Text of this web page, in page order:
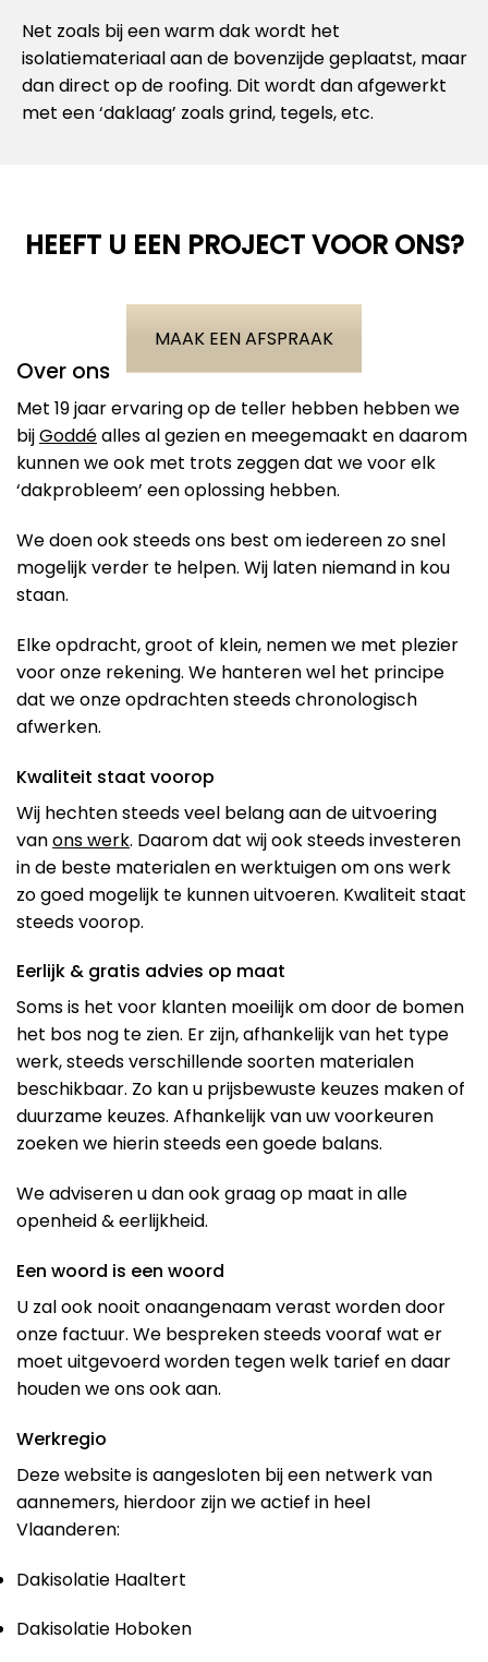
Net zoals bij een warm dak wordt het
isolatiemateriaal aan de bovenzijde geplaatst, maar
dan direct op de roofing. Dit wordt dan afgewerkt
met een ‘daklaag’ zoals grind, tegels, etc.
HEEFT U EEN PROJECT VOOR ONS?
MAAK EEN AFSPRAAK
Over ons
Met 19 jaar ervaring op de teller hebben hebben we
bijGoddéalles al gezien en meegemaakt en daarom
kunnen we ook met trots zeggen dat we voor elk
‘dakprobleem’ een oplossing hebben.
We doen ook steeds ons best om iedereen zo snel
mogelijk verder te helpen. Wij laten niemand in kou
staan.
Elke opdracht, groot of klein, nemen we met plezier
voor onze rekening. We hanteren wel het principe
dat we onze opdrachten steeds chronologisch
afwerken.
Kwaliteit staat voorop
Wij hechten steeds veel belang aan de uitvoering
vanons werk. Daarom dat wij ook steeds investeren
in de beste materialen en werktuigen om ons werk
zo goed mogelijk te kunnen uitvoeren. Kwaliteit staat
steeds voorop.
Eerlijk & gratis advies op maat
Soms is het voor klanten moeilijk om door de bomen
het bos nog te zien. Er zijn, afhankelijk van het type
werk, steeds verschillende soorten materialen
beschikbaar. Zo kan u prijsbewuste keuzes maken of
duurzame keuzes. Afhankelijk van uw voorkeuren
zoeken we hierin steeds een goede balans.
We adviseren u dan ook graag op maat in alle
openheid & eerlijkheid.
Een woord is een woord
U zal ook nooit onaangenaam verast worden door
onze factuur. We bespreken steeds vooraf wat er
moet uitgevoerd worden tegen welk tarief en daar
houden we ons ook aan.
Werkregio
Deze website is aangesloten bij een netwerk van
aannemers, hierdoor zijn we actief in heel
Vlaanderen:
Dakisolatie Haaltert
Dakisolatie Hoboken